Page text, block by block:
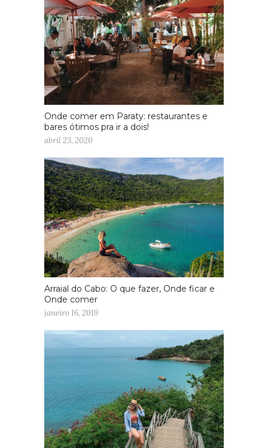
Onde comer em Paraty: restaurantes e
bares ótimos pra ir a dois!
abril 23, 2020
Arraial do Cabo: O que fazer, Onde ficar e
Onde comer
janeiro 16, 2019